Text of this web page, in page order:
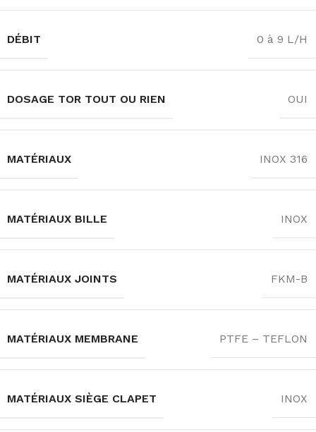
DÉBIT 0 à 9 L/H
DOSAGE TOR TOUT OU RIEN OUI
MATÉRIAUX INOX 316
MATÉRIAUX BILLE INOX
MATÉRIAUX JOINTS FKM-B
MATÉRIAUX MEMBRANE PTFE – TEFLON
MATÉRIAUX SIÈGE CLAPET INOX